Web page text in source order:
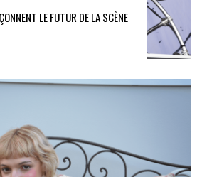
LE FUTUR DE LA SCÈNE